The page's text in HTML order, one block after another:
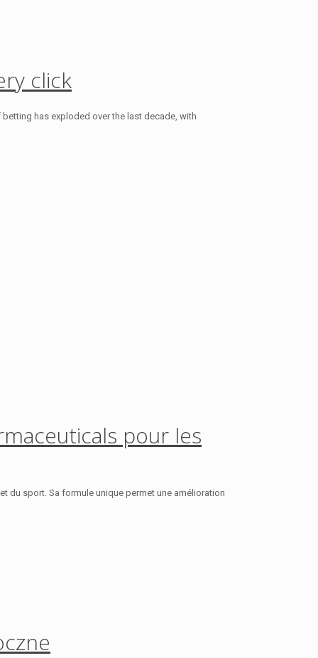
click
has exploded over the last decade, with
pour les
du sport. Sa formule unique permet une amélioration